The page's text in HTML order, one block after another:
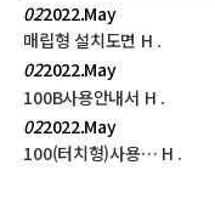
022022.May
매립형 설치도면 H .
022022.May
100B사용안내서 H .
022022.May
100(터치형)사용… H .